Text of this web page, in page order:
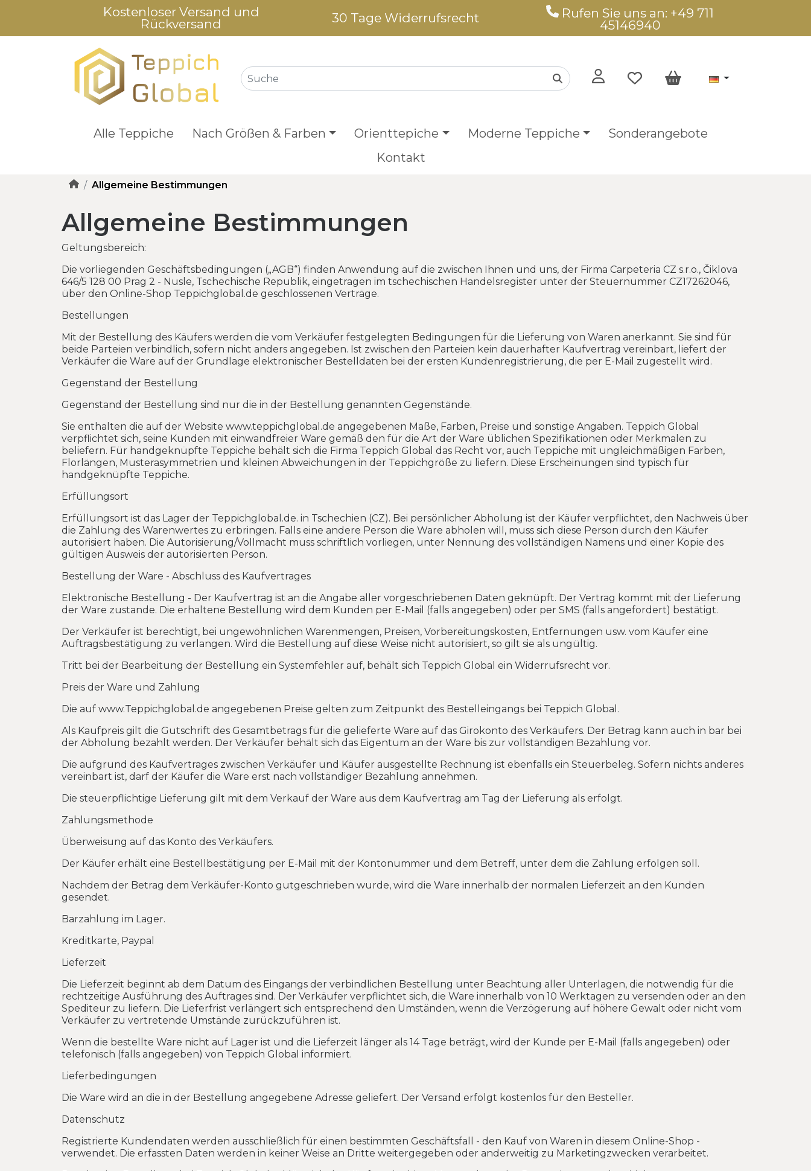
Kostenloser Versand und
Rückversand
30 Tage Widerrufsrecht
Rufen Sie uns an: +49 711
45146940
Alle Teppiche Nach Größen & Farben Orienttepiche Moderne Teppiche
Sonderangebote
Kontakt
Allgemeine Bestimmungen
Allgemeine Bestimmungen
Geltungsbereich:
Die vorliegenden Geschäftsbedingungen („AGB“) finden Anwendung auf die zwischen Ihnen und uns, der Firma Carpeteria CZ s.r.o., Čiklova
646/5 128 00 Prag 2 - Nusle, Tschechische Republik, eingetragen im tschechischen Handelsregister unter der Steuernummer CZ17262046,
über den Online-Shop Teppichglobal.de geschlossenen Verträge.
Bestellungen
Mit der Bestellung des Käufers werden die vom Verkäufer festgelegten Bedingungen für die Lieferung von Waren anerkannt. Sie sind für
beide Parteien verbindlich, sofern nicht anders angegeben. Ist zwischen den Parteien kein dauerhafter Kaufvertrag vereinbart, liefert der
Verkäufer die Ware auf der Grundlage elektronischer Bestelldaten bei der ersten Kundenregistrierung, die per E-Mail zugestellt wird.
Gegenstand der Bestellung
Gegenstand der Bestellung sind nur die in der Bestellung genannten Gegenstände.
Sie enthalten die auf der Website www.teppichglobal.de angegebenen Maße, Farben, Preise und sonstige Angaben. Teppich Global
verpflichtet sich, seine Kunden mit einwandfreier Ware gemäß den für die Art der Ware üblichen Spezifikationen oder Merkmalen zu
beliefern. Für handgeknüpfte Teppiche behält sich die Firma Teppich Global das Recht vor, auch Teppiche mit ungleichmäßigen Farben,
Florlängen, Musterasymmetrien und kleinen Abweichungen in der Teppichgröße zu liefern. Diese Erscheinungen sind typisch für
handgeknüpfte Teppiche.
Erfüllungsort
Erfüllungsort ist das Lager der Teppichglobal.de. in Tschechien (CZ). Bei persönlicher Abholung ist der Käufer verpflichtet, den Nachweis über
die Zahlung des Warenwertes zu erbringen. Falls eine andere Person die Ware abholen will, muss sich diese Person durch den Käufer
autorisiert haben. Die Autorisierung/Vollmacht muss schriftlich vorliegen, unter Nennung des vollständigen Namens und einer Kopie des
gültigen Ausweis der autorisierten Person.
Bestellung der Ware - Abschluss des Kaufvertrages
Elektronische Bestellung - Der Kaufvertrag ist an die Angabe aller vorgeschriebenen Daten geknüpft. Der Vertrag kommt mit der Lieferung
der Ware zustande. Die erhaltene Bestellung wird dem Kunden per E-Mail (falls angegeben) oder per SMS (falls angefordert) bestätigt.
Der Verkäufer ist berechtigt, bei ungewöhnlichen Warenmengen, Preisen, Vorbereitungskosten, Entfernungen usw. vom Käufer eine
Auftragsbestätigung zu verlangen. Wird die Bestellung auf diese Weise nicht autorisiert, so gilt sie als ungültig.
Tritt bei der Bearbeitung der Bestellung ein Systemfehler auf, behält sich Teppich Global ein Widerrufsrecht vor.
Preis der Ware und Zahlung
Die auf www.Teppichglobal.de angegebenen Preise gelten zum Zeitpunkt des Bestelleingangs bei Teppich Global.
Als Kaufpreis gilt die Gutschrift des Gesamtbetrags für die gelieferte Ware auf das Girokonto des Verkäufers. Der Betrag kann auch in bar bei
der Abholung bezahlt werden. Der Verkäufer behält sich das Eigentum an der Ware bis zur vollständigen Bezahlung vor.
Die aufgrund des Kaufvertrages zwischen Verkäufer und Käufer ausgestellte Rechnung ist ebenfalls ein Steuerbeleg. Sofern nichts anderes
vereinbart ist, darf der Käufer die Ware erst nach vollständiger Bezahlung annehmen.
Die steuerpflichtige Lieferung gilt mit dem Verkauf der Ware aus dem Kaufvertrag am Tag der Lieferung als erfolgt.
Zahlungsmethode
Überweisung auf das Konto des Verkäufers.
Der Käufer erhält eine Bestellbestätigung per E-Mail mit der Kontonummer und dem Betreff, unter dem die Zahlung erfolgen soll.
Nachdem der Betrag dem Verkäufer-Konto gutgeschrieben wurde, wird die Ware innerhalb der normalen Lieferzeit an den Kunden
gesendet.
Barzahlung im Lager.
Kreditkarte, Paypal
Lieferzeit
Die Lieferzeit beginnt ab dem Datum des Eingangs der verbindlichen Bestellung unter Beachtung aller Unterlagen, die notwendig für die
rechtzeitige Ausführung des Auftrages sind. Der Verkäufer verpflichtet sich, die Ware innerhalb von 10 Werktagen zu versenden oder an den
Spediteur zu liefern. Die Lieferfrist verlängert sich entsprechend den Umständen, wenn die Verzögerung auf höhere Gewalt oder nicht vom
Verkäufer zu vertretende Umstände zurückzuführen ist.
Wenn die bestellte Ware nicht auf Lager ist und die Lieferzeit länger als 14 Tage beträgt, wird der Kunde per E-Mail (falls angegeben) oder
telefonisch (falls angegeben) von Teppich Global informiert.
Lieferbedingungen
Die Ware wird an die in der Bestellung angegebene Adresse geliefert. Der Versand erfolgt kostenlos für den Besteller.
Datenschutz
Registrierte Kundendaten werden ausschließlich für einen bestimmten Geschäftsfall - den Kauf von Waren in diesem Online-Shop -
verwendet. Die erfassten Daten werden in keiner Weise an Dritte weitergegeben oder anderweitig zu Marketingzwecken verarbeitet.